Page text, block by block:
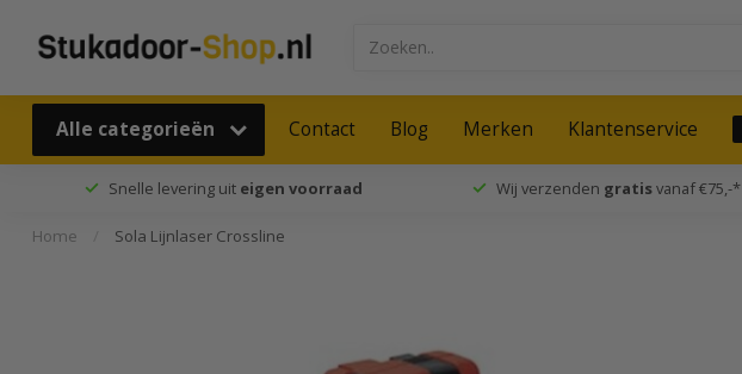
Alle categorieën Contact Blog Merken Klantenservice
Snelle levering uit eigen voorraad Wij verzenden gratisvanaf €75,-*
Home Sola Lijnlaser Crossline